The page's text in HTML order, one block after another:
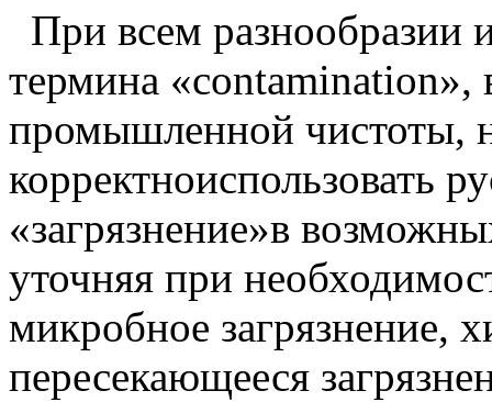
При всем разнообразии
термина «contamination»,
промышленной чистоты,
корректноиспользовать
«загрязнение»в
уточняя при
микробное загрязнение,
пересекающееся